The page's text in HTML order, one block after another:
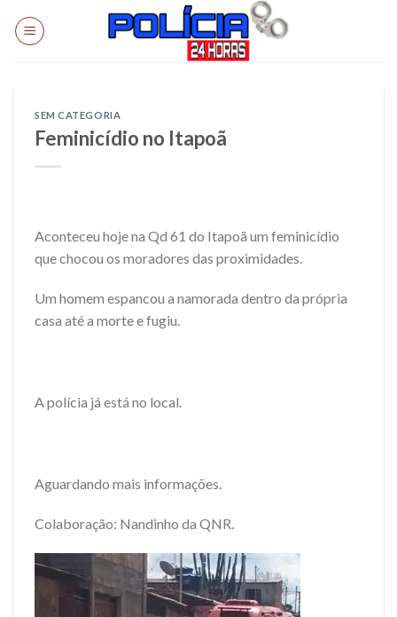
SEM CATEGORIA
Feminicídio no Itapoã
Aconteceu hoje na Qd 61 do Itapoã um feminicídio
que chocou os moradores das proximidades.
Um homem espancou a namorada dentro da própria
casa até a morte e fugiu.
A polícia já está no local.
Aguardando mais informações.
Colaboração: Nandinho da QNR.